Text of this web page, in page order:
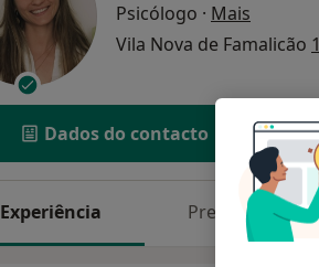
Psicólogo · Mais
Vila Nova de Famalicão
Dados do contacto
Experiência Preços